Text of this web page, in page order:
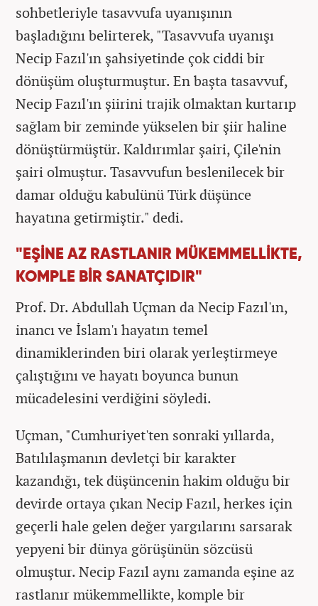
sohbetleriyle tasavvufa uyanışının
başladığını belirterek, "Tasavvufa uyanışı
Necip Fazıl'ın şahsiyetinde çok ciddi bir
dönüşüm oluşturmuştur. En başta tasavvuf,
Necip Fazıl'ın şiirini trajik olmaktan kurtarıp
sağlam bir zeminde yükselen bir şiir haline
dönüştürmüştür. Kaldırımlar şairi, Çile'nin
şairi olmuştur. Tasavvufun beslenilecek bir
damar olduğu kabulünü Türk düşünce
hayatına getirmiştir." dedi.
"EŞİNE AZ RASTLANIR MÜKEMMELLİKTE,
KOMPLE BİR SANATÇIDIR"
Prof. Dr. Abdullah Uçman da Necip Fazıl'ın,
inancı ve İslam'ı hayatın temel
dinamiklerinden biri olarak yerleştirmeye
çalıştığını ve hayatı boyunca bunun
mücadelesini verdiğini söyledi.
Uçman, "Cumhuriyet'ten sonraki yıllarda,
Batılılaşmanın devletçi bir karakter
kazandığı, tek düşüncenin hakim olduğu bir
devirde ortaya çıkan Necip Fazıl, herkes için
geçerli hale gelen değer yargılarını sarsarak
yepyeni bir dünya görüşünün sözcüsü
olmuştur. Necip Fazıl aynı zamanda eşine az
rastlanır mükemmellikte, komple bir